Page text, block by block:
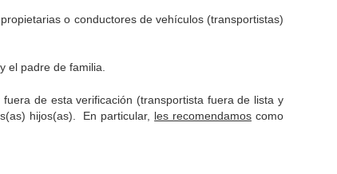
o conductores de vehículos (transportistas)
el padre de familia.
de esta verificación (transportista fuera de lista y
hijos(as). En particular, les recomendamoscomo